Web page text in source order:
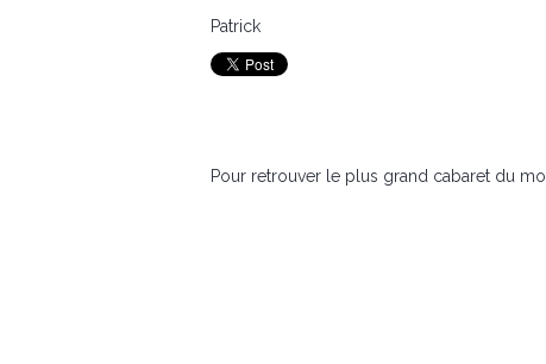
Patrick
Pour retrouver le plus grand cabaret du